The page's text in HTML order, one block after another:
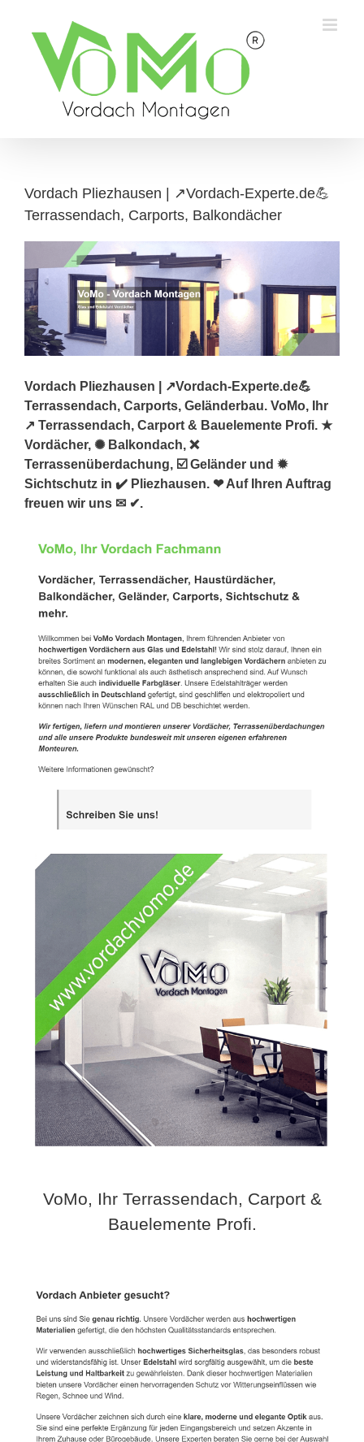
content
Vordach Pliezhausen | ↗️Vordach-Experte.de💪
Terrassendach, Carports, Balkondächer
Vordach Pliezhausen | ↗️Vordach-Experte.de💪
Terrassendach, Carports, Geländerbau. VoMo, Ihr
↗️ Terrassendach, Carport & Bauelemente Profi. ★
Vordächer, ✺ Balkondach, ❌
Terrassenüberdachung, ☑️ Geländer und ✹
Sichtschutz in ✔️ Pliezhausen. ❤ Auf Ihren Auftrag
freuen wir uns ✉ ✔.
VoMo, Ihr Terrassendach, Carport &
Bauelemente Profi.